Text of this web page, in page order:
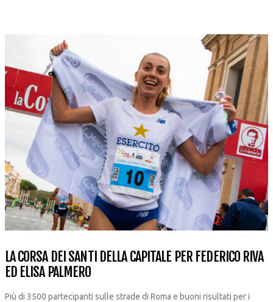
LA CORSA DEI SANTI DELLA CAPITALE PER FEDERICO RIVA
ED ELISA PALMERO
Più di 3500 partecipanti sulle strade di Roma e buoni risultati per i